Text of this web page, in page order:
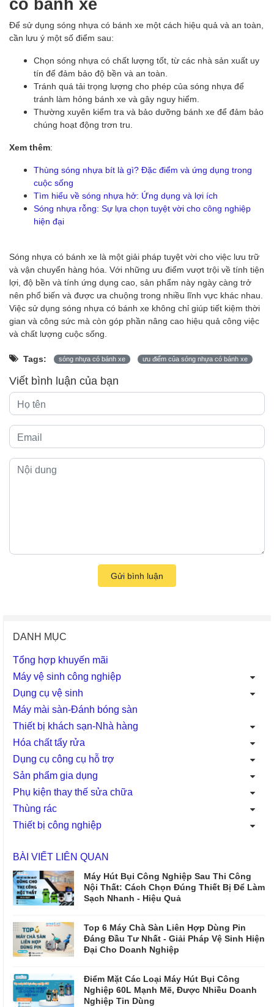
Để sử dụng sóng nhựa có bánh xe một cách hiệu quả và an toàn,
cần lưu ý một số điểm sau:
Chọn sóng nhựa có chất lượng tốt, từ các nhà sản xuất uy
tín để đảm bảo độ bền và an toàn.
Tránh quá tải trọng lượng cho phép của sóng nhựa để
tránh làm hỏng bánh xe và gây nguy hiểm.
Thường xuyên kiểm tra và bảo dưỡng bánh xe để đảm bảo
chúng hoạt động trơn tru.
Xem thêm:
Thùng sóng nhựa bít là gì? Đặc điểm và ứng dụng trong
cuộc sống
Tìm hiểu về sóng nhựa hở: Ứng dụng và lợi ích
Sóng nhựa rỗng: Sự lựa chọn tuyệt vời cho công nghiệp
hiện đại
Sóng nhựa có bánh xe là một giải pháp tuyệt vời cho việc lưu trữ
và vận chuyển hàng hóa. Với những ưu điểm vượt trội về tính tiện
lợi, độ bền và tính ứng dụng cao, sản phẩm này ngày càng trở
nên phổ biến và được ưa chuộng trong nhiều lĩnh vực khác nhau.
Việc sử dụng sóng nhựa có bánh xe không chỉ giúp tiết kiệm thời
gian và công sức mà còn góp phần nâng cao hiệu quả công việc
và chất lượng cuộc sống.
Tags: sóng nhựa có bánh xe ưu điểm của sóng nhựa có bánh xe
Viết bình luận của bạn
Gửi bình luận
DANH MỤC
Tổng hợp khuyến mãi
Máy vệ sinh công nghiệp
Dụng cụ vệ sinh
Máy mài sàn-Đánh bóng sàn
Thiết bị khách sạn-Nhà hàng
Hóa chất tẩy rửa
Dụng cụ công cụ hỗ trợ
Sản phẩm gia dụng
Phụ kiện thay thế sửa chữa
Thùng rác
Thiết bị công nghiệp
BÀI VIẾT LIÊN QUAN
Máy Hút Bụi Công Nghiệp Sau Thi Công
Nội Thất: Cách Chọn Đúng Thiết Bị Để Làm
Sạch Nhanh - Hiệu Quả
Top 6 Máy Chà Sàn Liên Hợp Dùng Pin
Đáng Đầu Tư Nhất - Giải Pháp Vệ Sinh Hiện
Đại Cho Doanh Nghiệp
Điểm Mặt Các Loại Máy Hút Bụi Công
Nghiệp 60L Mạnh Mẽ, Được Nhiều Doanh
Nghiệp Tin Dùng